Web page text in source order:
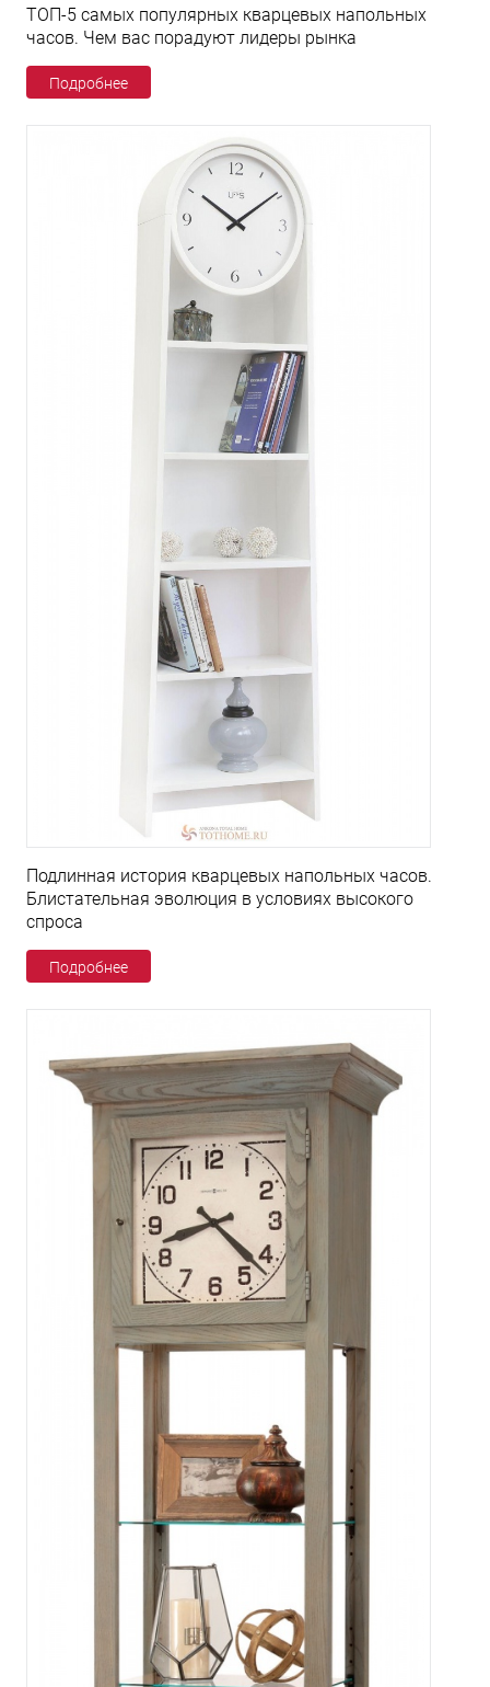
ТОП-5 самых популярных кварцевых напольных
часов. Чем вас порадуют лидеры рынка
Подробнее
Подлинная история кварцевых напольных часов.
Блистательная эволюция в условиях высокого
спроса
Подробнее